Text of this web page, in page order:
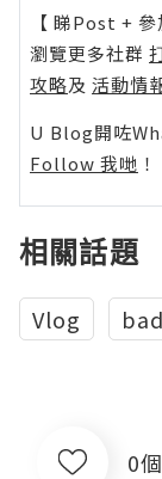
【 睇Post + 參
瀏覽更多社群
攻略及 活動情
U Blog開咗
Follow 我哋 ！
相關話題
Vlog
0